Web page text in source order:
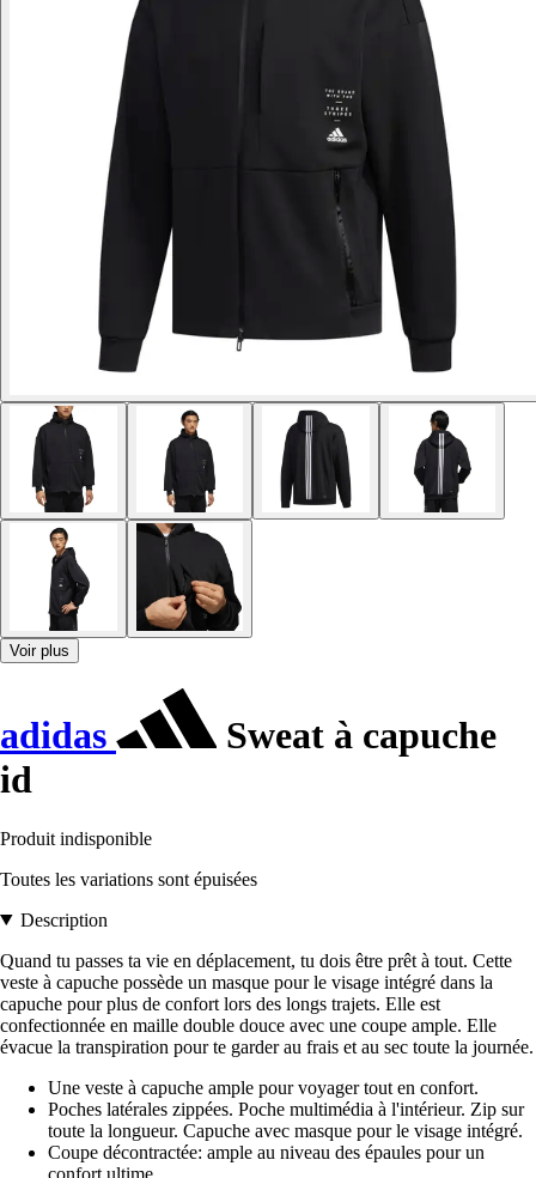
Voir plus
adidas
Sweat à capuche
id
Produit indisponible
Toutes les variations sont épuisées
Description
Quand tu passes ta vie en déplacement, tu dois être prêt à tout. Cette
veste à capuche possède un masque pour le visage intégré dans la
capuche pour plus de confort lors des longs trajets. Elle est
confectionnée en maille double douce avec une coupe ample. Elle
évacue la transpiration pour te garder au frais et au sec toute la journée.
Une veste à capuche ample pour voyager tout en confort.
Poches latérales zippées. Poche multimédia à l'intérieur. Zip sur
toute la longueur. Capuche avec masque pour le visage intégré.
Coupe décontractée: ample au niveau des épaules pour un
confort ultime.